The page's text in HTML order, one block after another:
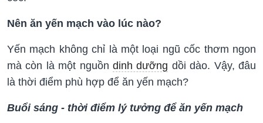
Nên ăn yến mạch vào lúc nào?
Yến mạch không chỉ là một loại ngũ cốc thơm ngon
mà còn là một nguồn dinh dưỡng dồi dào. Vậy, đâu
là thời điểm phù hợp để ăn yến mạch?
Buổi sáng - thời điểm lý tưởng để ăn yến mạch